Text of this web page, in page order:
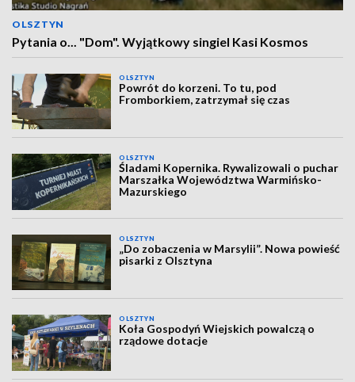
OLSZTYN
Pytania o... "Dom". Wyjątkowy singiel Kasi Kosmos
OLSZTYN
Powrót do korzeni. To tu, pod
Fromborkiem, zatrzymał się czas
OLSZTYN
Śladami Kopernika. Rywalizowali o puchar
Marszałka Województwa Warmińsko-
Mazurskiego
OLSZTYN
„Do zobaczenia w Marsylii”. Nowa powieść
pisarki z Olsztyna
OLSZTYN
Koła Gospodyń Wiejskich powalczą o
rządowe dotacje